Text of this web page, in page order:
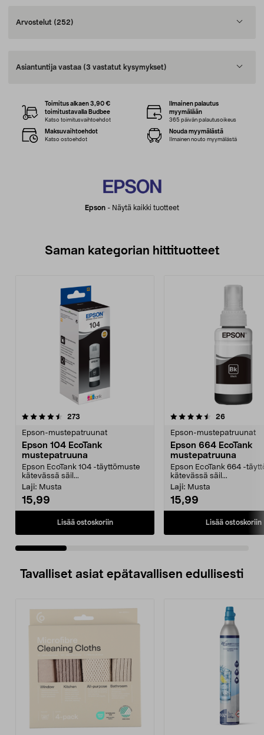
Arvostelut (252)
Asiantuntija vastaa (3 vastatut kysymykset)
Epson - Näytä kaikki tuotteet
Toimitus alkaen 3,90 €
toimitustavalla Budbee
Katso toimitusvaihtoehdot
Ilmainen palautus
myymälään
365 päivän palautusoikeus
Maksuvaihtoehdot
Katso ostoehdot
Nouda myymälästä
Ilmainen nouto myymälästä
Saman kategorian hittituotteet
273
Epson-mustepatruunat
Epson 104 EcoTank
mustepatruuna
Epson EcoTank 104 -täyttömuste
kätevässä säil...
Laji: Musta
15,99
Lisää ostoskoriin
4.5 viidestä
26arvostelut
Epson-mustepatruunat
Epson 664 EcoTank
mustepatruuna
Epson EcoTank 664 -
kätevässä säil...
Laji: Musta
15,99
Lisää ostoskoriin
4.0 viidestä
Tavalliset asiat epätavallisen edullisesti